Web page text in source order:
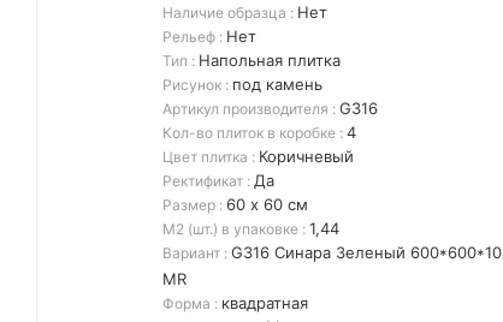
Наличие образца : Нет
Рельеф : Нет
Тип : Напольная плитка
Рисунок : под камень
Артикул производителя : G316
Кол-во плиток в коробке : 4
Цвет плитка : Коричневый
Ректификат : Да
Размер : 60 х 60 см
М2 (шт.) в упаковке : 1,44
Вариант : G316 Синара Зеленый 600*600*10
MR
Форма : квадратная